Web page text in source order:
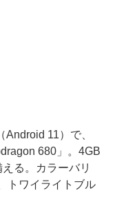
11）で、
680」。4GB
る。カラーバリ
トワイライトブル